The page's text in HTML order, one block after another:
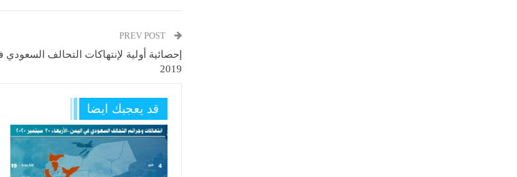
PREV POST
2019
قد يعجبك ايضا